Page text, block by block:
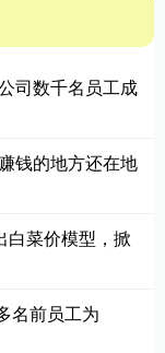
司数千名员工成
钱的地方还在地
白菜价模型，掀
名前员工为